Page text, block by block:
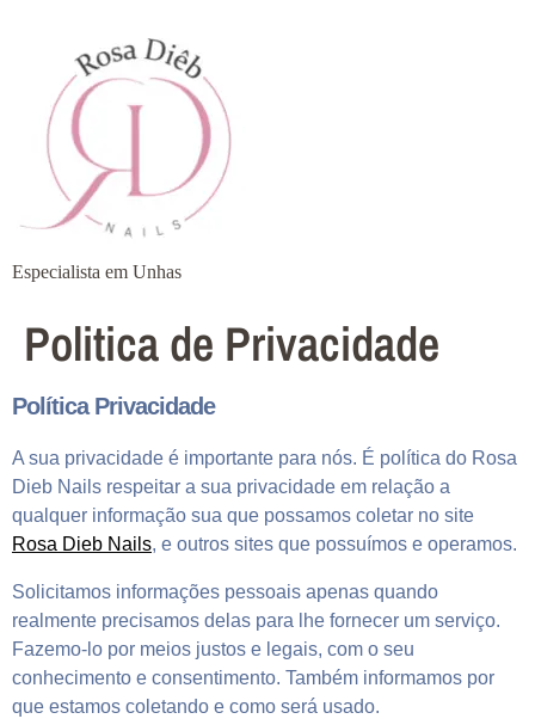
Especialista em Unhas
Politica de Privacidade
Política Privacidade
A sua privacidade é importante para nós. É política do Rosa
Dieb Nails respeitar a sua privacidade em relação a
qualquer informação sua que possamos coletar no site
Rosa Dieb Nails, e outros sites que possuímos e operamos.
Solicitamos informações pessoais apenas quando
realmente precisamos delas para lhe fornecer um serviço.
Fazemo-lo por meios justos e legais, com o seu
conhecimento e consentimento. Também informamos por
que estamos coletando e como será usado.